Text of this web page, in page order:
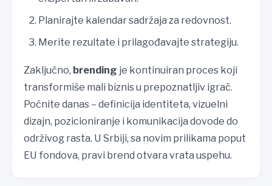
Planirajte kalendar sadržaja za redovnost.
Merite rezultate i prilagođavajte strategiju.
Zaključno, brending je kontinuiran proces koji
transformiše mali biznis u prepoznatljiv igrač.
Počnite danas – definicija identiteta, vizuelni
dizajn, pozicioniranje i komunikacija dovode do
održivog rasta. U Srbiji, sa novim prilikama poput
EU fondova, pravi brend otvara vrata uspehu.